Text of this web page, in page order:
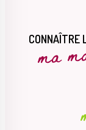
CONNAÎTRE
ma